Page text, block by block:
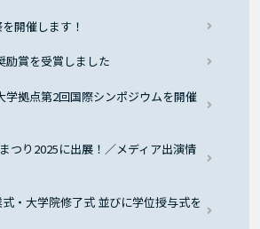
開催します！
励賞を受賞しました
学拠点第2回国際シンポジウムを開催
つり2025に出展！／メディア出演情
・大学院修了式 並びに学位授与式を